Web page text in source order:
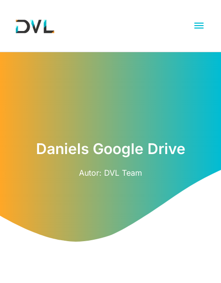
Daniels Google Drive
Autor: DVL Team